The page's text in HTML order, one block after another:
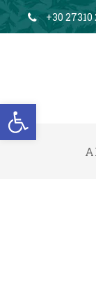
Ανοίξτε τη γραμμή
+30 27310